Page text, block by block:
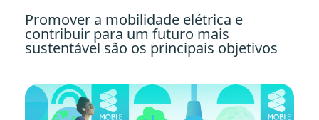
Promover a mobilidade elétrica e
contribuir para um futuro mais
sustentável são os principais objetivos